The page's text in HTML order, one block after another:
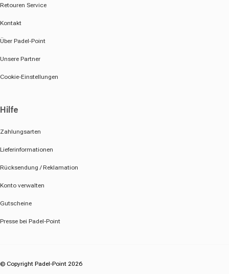
Retouren Service
Kontakt
Über Padel-Point
Unsere Partner
Cookie-Einstellungen
Hilfe
Zahlungsarten
Lieferinformationen
Rücksendung / Reklamation
Konto verwalten
Gutscheine
Presse bei Padel-Point
© Copyright Padel-Point 2026